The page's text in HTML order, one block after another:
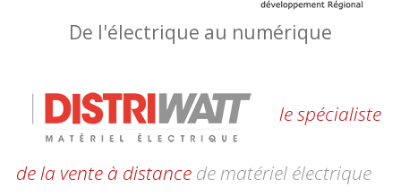
De l'électrique au numérique
le spécialiste
de la vente à distance de matériel électrique